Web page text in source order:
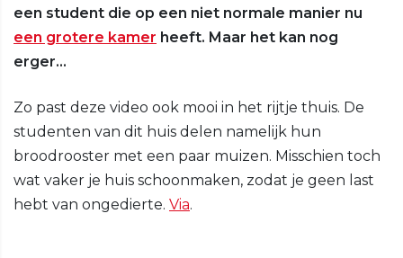
een student die op een niet normale manier nu
een grotere kamer heeft. Maar het kan nog
erger...
Zo past deze video ook mooi in het rijtje thuis. De
studenten van dit huis delen namelijk hun
broodrooster met een paar muizen. Misschien toch
wat vaker je huis schoonmaken, zodat je geen last
hebt van ongedierte. Via.